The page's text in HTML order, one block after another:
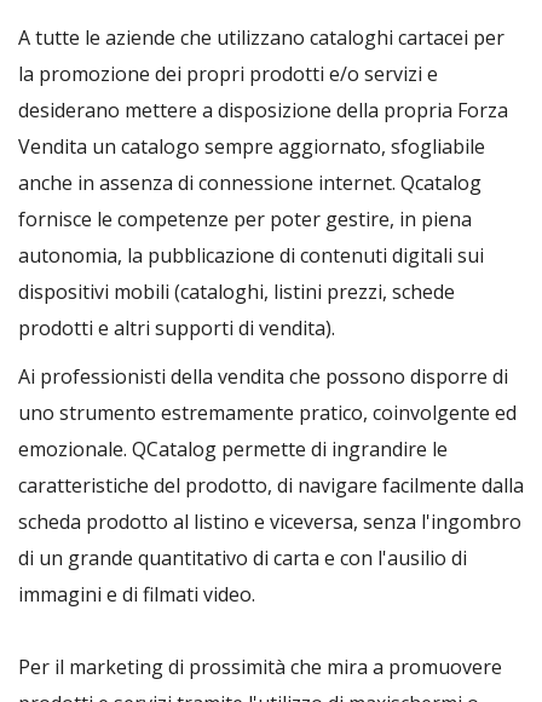
A tutte le aziende che utilizzano cataloghi cartacei per
la promozione dei propri prodotti e/o servizi e
desiderano mettere a disposizione della propria Forza
Vendita un catalogo sempre aggiornato, sfogliabile
anche in assenza di connessione internet. Qcatalog
fornisce le competenze per poter gestire, in piena
autonomia, la pubblicazione di contenuti digitali sui
dispositivi mobili (cataloghi, listini prezzi, schede
prodotti e altri supporti di vendita).
Ai professionisti della vendita che possono disporre di
uno strumento estremamente pratico, coinvolgente ed
emozionale. QCatalog permette di ingrandire le
caratteristiche del prodotto, di navigare facilmente dalla
scheda prodotto al listino e viceversa, senza l'ingombro
di un grande quantitativo di carta e con l'ausilio di
immagini e di filmati video.
Per il marketing di prossimità che mira a promuovere